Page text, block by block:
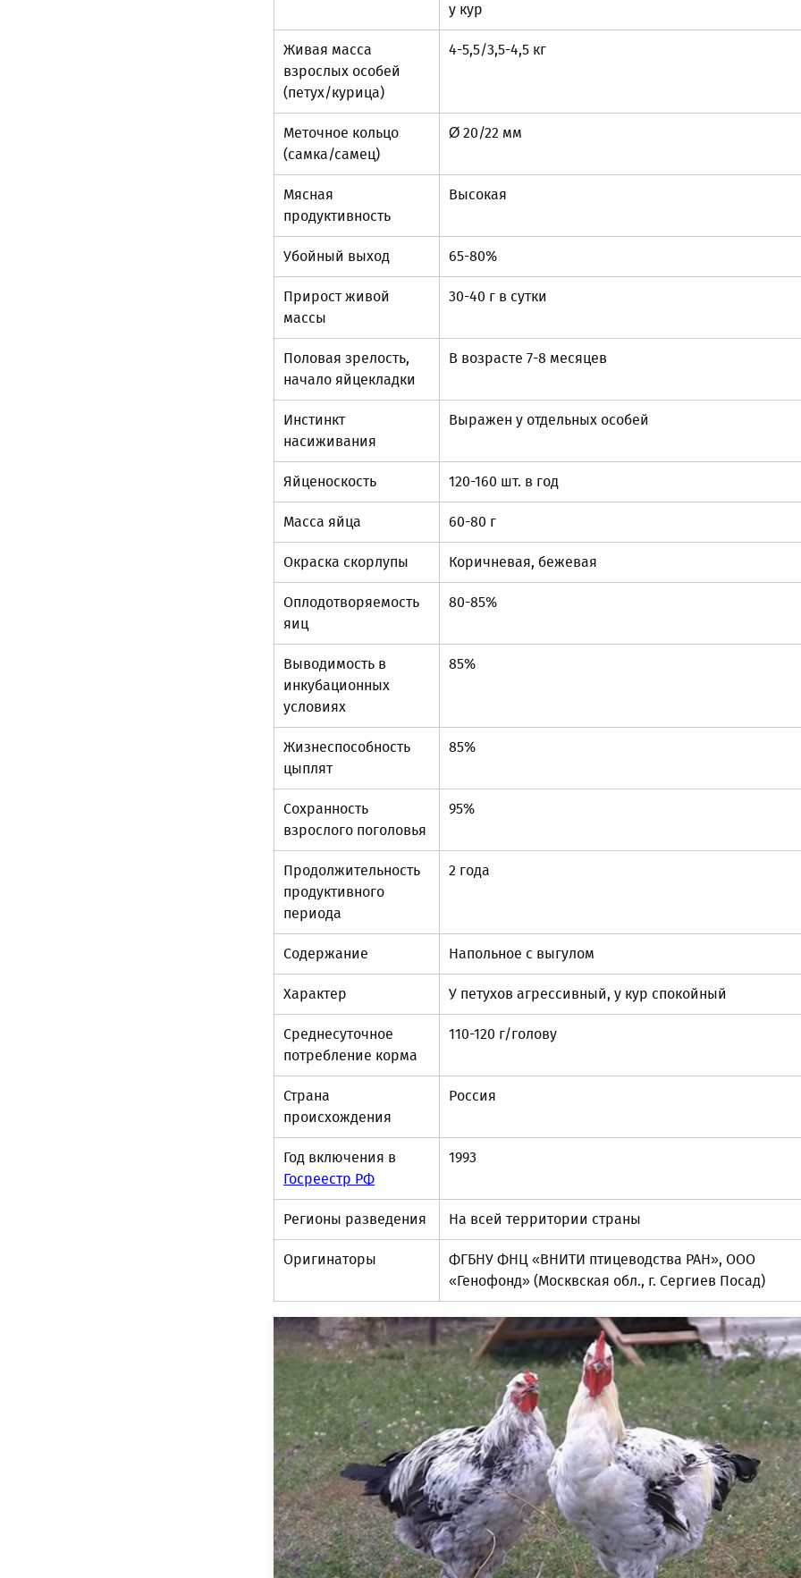
у кур
Живая масса
взрослых особей
(петух/курица)
4-5,5/3,5-4,5 кг
Меточное кольцо
(самка/самец)
Ø 20/22 мм
Мясная
продуктивность
Высокая
Убойный выход 65-80%
Прирост живой
массы
30-40 г в сутки
Половая зрелость,
начало яйцекладки
В возрасте 7-8 месяцев
Инстинкт
насиживания
Выражен у отдельных особей
Яйценоскость 120-160 шт. в год
Масса яйца 60-80 г
Окраска скорлупы Коричневая, бежевая
Оплодотворяемость
яиц
80-85%
Выводимость в
инкубационных
условиях
85%
Жизнеспособность
цыплят
85%
Сохранность
взрослого поголовья
95%
Продолжительность
продуктивного
периода
2 года
Содержание Напольное с выгулом
Характер У петухов агрессивный, у кур спокойный
Среднесуточное
потребление корма
110-120 г/голову
Страна
происхождения
Россия
Год включения в
Госреестр РФ
1993
Регионы разведения На всей территории страны
Оригинаторы
ФГБНУ ФНЦ «ВНИТИ птицеводства РАН», ООО
«Генофонд» (Москвская обл., г. Сергиев Посад)